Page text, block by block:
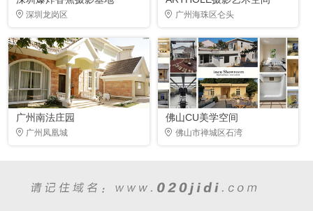
深圳龙岗区 广州海珠区仑头
广州南法庄园
广州凤凰城
佛山CU美学空间
佛山市禅城区石湾